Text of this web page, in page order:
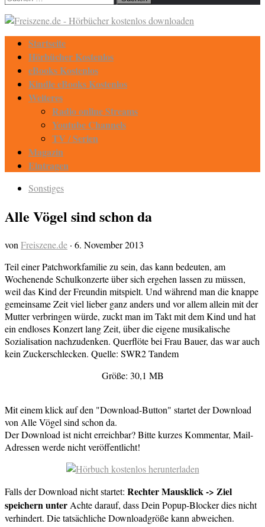
Startseite
Hörbücher Kostenlos
eBooks Kostenlos
Kindle eBooks Kostenlos
Weiteres
Radio online Streams
Youtube Channels
TV / Serien
Magazin
Eintragen
Sonstiges
Alle Vögel sind schon da
von Freiszene.de · 6. November 2013
Teil einer Patchworkfamilie zu sein, das kann bedeuten, am
Wochenende Schulkonzerte über sich ergehen lassen zu müssen,
weil das Kind der Freundin mitspielt. Und während man die knappe
gemeinsame Zeit viel lieber ganz anders und vor allem allein mit der
Mutter verbringen würde, zuckt man im Takt mit dem Kind und hat
ein endloses Konzert lang Zeit, über die eigene musikalische
Sozialisation nachzudenken. Querflöte bei Frau Bauer, das war auch
kein Zuckerschlecken. Quelle: SWR2 Tandem
Größe: 30,1 MB
Mit einem klick auf den "Download-Button" startet der Download
von Alle Vögel sind schon da.
Der Download ist nicht erreichbar? Bitte kurzes Kommentar, Mail-
Adressen werde nicht veröffentlicht!
Falls der Download nicht startet: Rechter Mausklick -> Ziel
speichern unter Achte darauf, dass Dein Popup-Blocker dies nicht
verhindert. Die tatsächliche Downloadgröße kann abweichen.